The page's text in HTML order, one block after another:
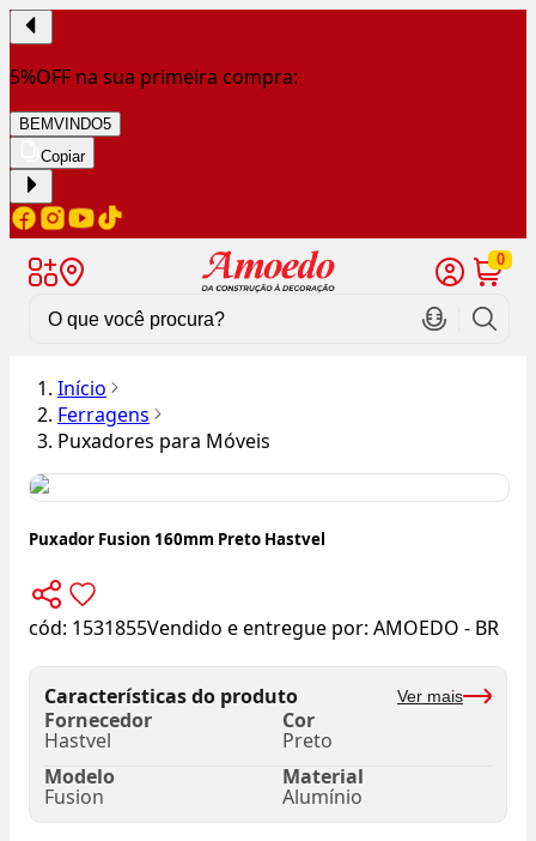
5%OFF na sua primeira compra:
BEMVINDO5
Copiar
0
Início
Ferragens
Puxadores para Móveis
Puxador Fusion 160mm Preto Hastvel
cód: 1531855Vendido e entregue por: AMOEDO - BR
Características do produto Ver mais
Fornecedor
Hastvel
Cor
Preto
Modelo
Fusion
Material
Alumínio